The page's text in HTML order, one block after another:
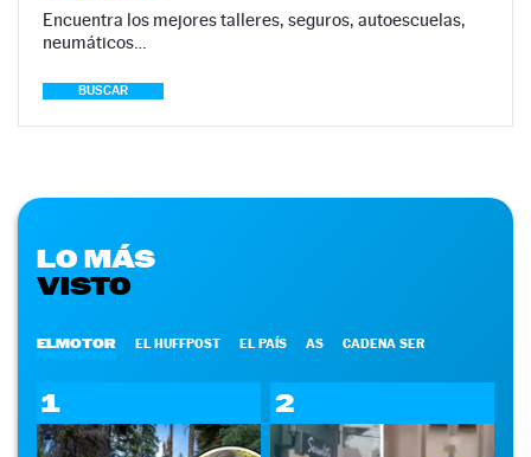
Encuentra los mejores talleres, seguros, autoescuelas,
neumáticos…
BUSCAR
LO MÁS
VISTO
ELMOTOR EL HUFFPOST EL PAÍS AS CADENA SER
1 2